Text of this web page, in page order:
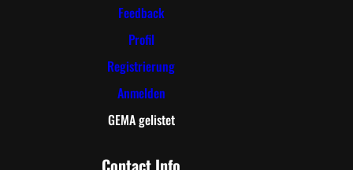
Feedback
Profil
Registrierung
Anmelden
GEMA gelistet
Contact Info